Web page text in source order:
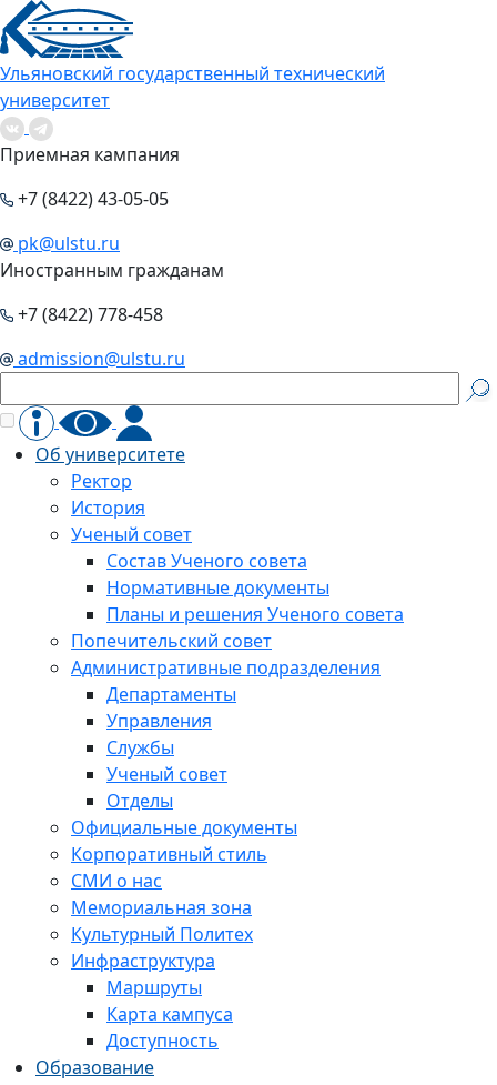
Ульяновский государственный технический
университет
Приемная кампания
+7 (8422) 43-05-05
pk@ulstu.ru
Иностранным гражданам
+7 (8422) 778-458
admission@ulstu.ru
Об университете
Ректор
История
Ученый совет
Состав Ученого совета
Нормативные документы
Планы и решения Ученого совета
Попечительский совет
Административные подразделения
Департаменты
Управления
Службы
Ученый совет
Отделы
Официальные документы
Корпоративный стиль
СМИ о нас
Мемориальная зона
Культурный Политех
Инфраструктура
Маршруты
Карта кампуса
Доступность
Образование